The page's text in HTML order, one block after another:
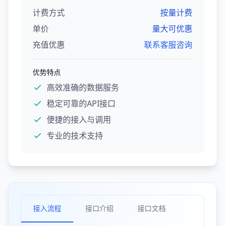
计费方式
按量计费
单价
量大可优惠
充值优惠
联系客服咨询
优势特点
高效准确的数据服务
稳定可靠的API接口
便捷的接入与调用
专业的技术支持
接入流程 接口介绍 接口文档